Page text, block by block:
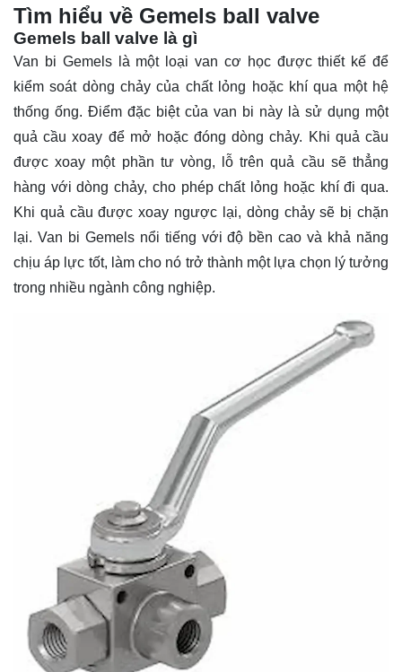
Tìm hiểu về Gemels ball valve
Gemels ball valve là gì
Van bi Gemels là một loại van cơ học được thiết kế để
kiểm soát dòng chảy của chất lỏng hoặc khí qua một hệ
thống ống. Điểm đặc biệt của van bi này là sử dụng một
quả cầu xoay để mở hoặc đóng dòng chảy. Khi quả cầu
được xoay một phần tư vòng, lỗ trên quả cầu sẽ thẳng
hàng với dòng chảy, cho phép chất lỏng hoặc khí đi qua.
Khi quả cầu được xoay ngược lại, dòng chảy sẽ bị chặn
lại. Van bi Gemels nổi tiếng với độ bền cao và khả năng
chịu áp lực tốt, làm cho nó trở thành một lựa chọn lý tưởng
trong nhiều ngành công nghiệp.